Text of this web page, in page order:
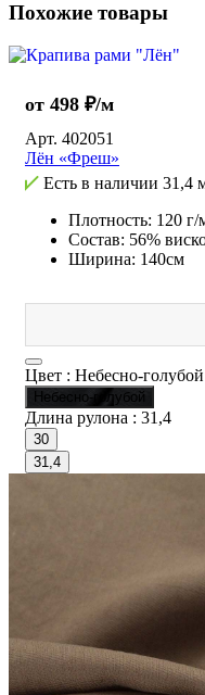
Похожие товары
от 498 ₽/м
Арт. 402051
Лён «Фреш»
Есть в наличии 31,4
Плотность: 120 г/
Состав: 56%
Ширина: 140см
Цвет : Небесно-голубой
Небесно-голубой
Длина рулона : 31,4
30
31,4